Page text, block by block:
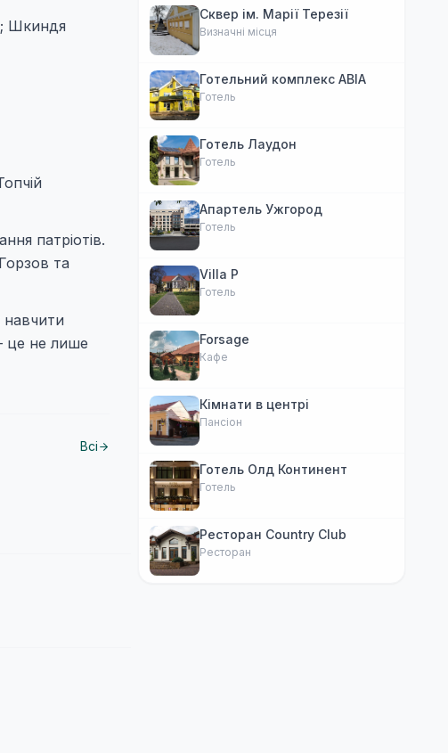
Шкиндя
патріотів.
та
навчити
це не лише
Всі
Сквер ім. Марії Терезії
Визначні місця
Готельний комплекс АВІА
Готель
Готель Лаудон
Готель
Апартель Ужгород
Готель
Villa P
Готель
Forsage
Кафе
Кімнати в центрі
Пансіон
Готель Олд Континент
Готель
Ресторан Country Club
Ресторан